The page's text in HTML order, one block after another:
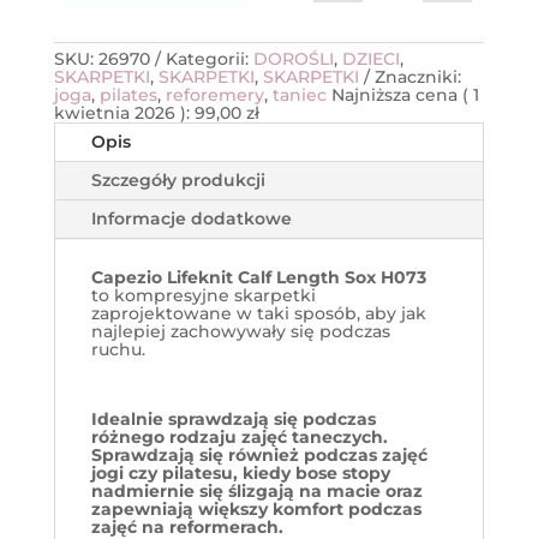
SKU: 26970 Kategorii: DOROŚLI, DZIECI,
SKARPETKI, SKARPETKI, SKARPETKI
Znaczniki:
joga, pilates, reforemery, taniec Najniższa cena ( 1
kwietnia 2026): 99,00 zł
Opis
Szczegóły produkcji
Informacje dodatkowe
Capezio Lifeknit Calf Length Sox H073
to kompresyjne skarpetki
zaprojektowane w taki sposób, aby jak
najlepiej zachowywały się podczas
ruchu.
Idealnie sprawdzają się podczas
różnego rodzaju zajęć taneczych.
Sprawdzają się również podczas zajęć
jogi czy pilatesu, kiedy bose stopy
nadmiernie się ślizgają na macie oraz
zapewniają większy komfort podczas
zajęć na reformerach.